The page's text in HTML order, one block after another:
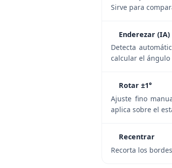
Sirve para
Enderezar (IA)
Detecta
calcular el ángulo
Rotar ±1°
Ajuste fino
aplica sobre el
Recentrar
Recorta los